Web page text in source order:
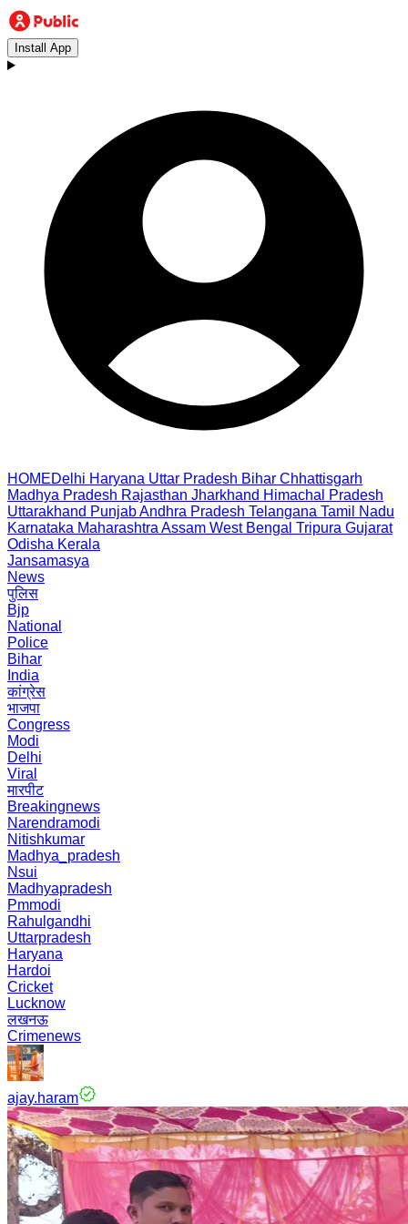
Install App
HOMEDelhi Haryana Uttar Pradesh Bihar Chhattisgarh
Madhya Pradesh Rajasthan Jharkhand Himachal Pradesh
Uttarakhand PunjabAndhra Pradesh Telangana Tamil Nadu
Karnataka Maharashtra Assam West Bengal Tripura Gujarat
Odisha Kerala
Jansamasya
News
पुलिस
Bjp
National
Police
Bihar
India
कांग्रेस
भाजपा
Congress
Modi
Delhi
Viral
मारपीट
Breakingnews
Narendramodi
Nitishkumar
Madhya_pradesh
Nsui
Madhyapradesh
Pmmodi
Rahulgandhi
Uttarpradesh
Haryana
Hardoi
Cricket
Lucknow
लखनऊ
Crimenews
ajay.haram